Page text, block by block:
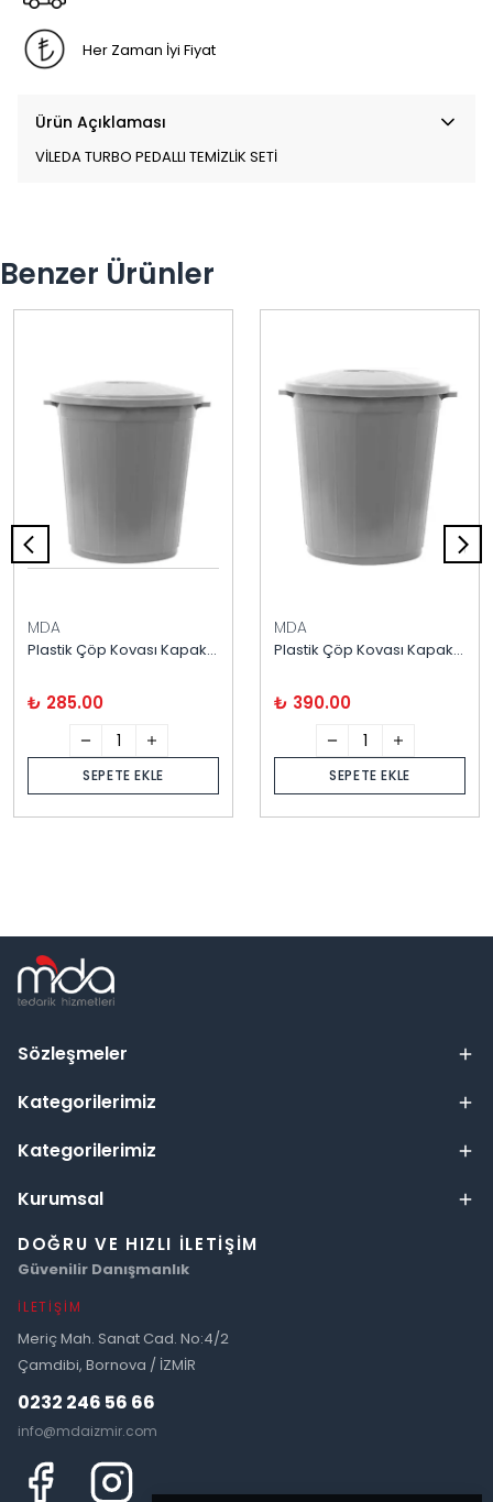
Her Zaman İyi Fiyat
Ürün Açıklaması
VİLEDA TURBO PEDALLI TEMİZLİK SETİ
Benzer Ürünler
MDA
Plastik Çöp Kovası Kapaklı 70 Llitre
₺ 285.00
SEPETE EKLE
MDA
Plastik Çöp Kovası Kapaklı 90 Litre
₺ 390.00
SEPETE EKLE
Sözleşmeler
Kategorilerimiz
Kategorilerimiz
Kurumsal
DOĞRU VE HIZLI İLETIŞIM
Güvenilir Danışmanlık
İLETIŞIM
Meriç Mah. Sanat Cad. No:4/2
Çamdibi, Bornova / İZMİR
0232 246 56 66
info@mdaizmir.com